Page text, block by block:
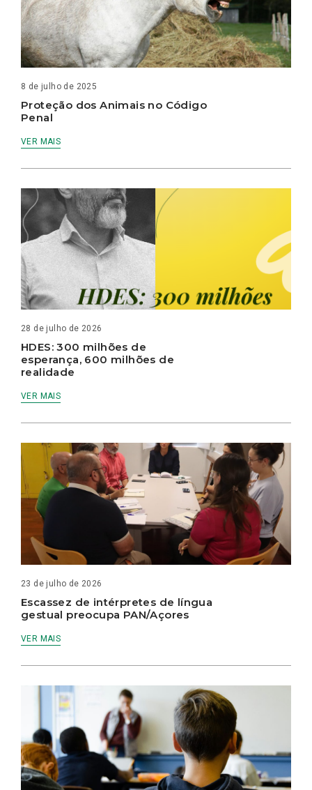
8 de julho de 2025
Proteção dos Animais no Código
Penal
VER MAIS
28 de julho de 2026
HDES: 300 milhões de
esperança, 600 milhões de
realidade
VER MAIS
23 de julho de 2026
Escassez de intérpretes de língua
gestual preocupa PAN/Açores
VER MAIS